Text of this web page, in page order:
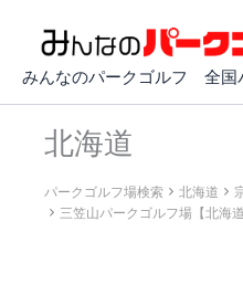
みんなのパークゴルフ 全国
北海道
パークゴルフ場検索 北海道
三笠山パークゴルフ場【北海道